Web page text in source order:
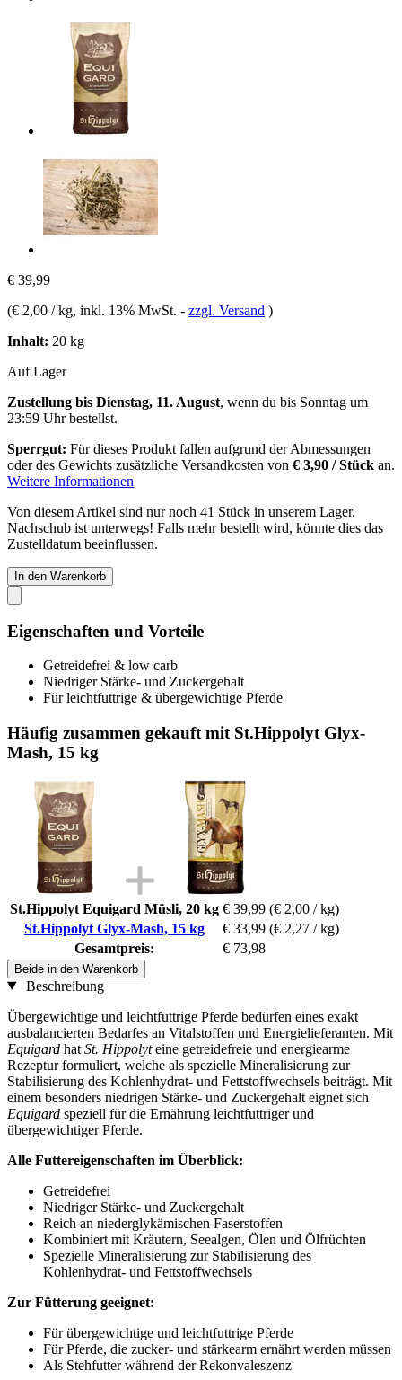
€ 39,99
(€ 2,00 / kg, inkl. 13% MwSt. - zzgl. Versand )
Inhalt: 20 kg
Auf Lager
Zustellung bis Dienstag, 11. August, wenn du bis Sonntag um
23:59 Uhrbestellst.
Sperrgut: Für dieses Produkt fallen aufgrund der Abmessungen
oder des Gewichts zusätzliche Versandkosten von € 3,90 / Stück an.
Weitere Informationen
Von diesem Artikel sind nur noch 41 Stück in unserem Lager.
Nachschub ist unterwegs! Falls mehr bestellt wird, könnte dies das
Zustelldatum beeinflussen.
In den Warenkorb
Eigenschaften und Vorteile
Getreidefrei & low carb
Niedriger Stärke- und Zuckergehalt
Für leichtfuttrige & übergewichtige Pferde
Häufig zusammen gekauft mit St.Hippolyt Glyx-
Mash, 15 kg
St.Hippolyt Equigard Müsli, 20 kg € 39,99 (€ 2,00 / kg)
St.Hippolyt Glyx-Mash, 15 kg
€ 33,99 (€ 2,27 / kg)
Gesamtpreis:
€ 73,98
Beide in den Warenkorb
Beschreibung
Übergewichtige und leichtfuttrige Pferde bedürfen eines exakt
ausbalancierten Bedarfes an Vitalstoffen und Energielieferanten. Mit
Equigard hat St. Hippolyteine getreidefreie und energiearme
Rezeptur formuliert, welche als spezielle Mineralisierung zur
Stabilisierung des Kohlenhydrat- und Fettstoffwechsels beiträgt. Mit
einem besonders niedrigen Stärke- und Zuckergehalt eignet sich
Equigard speziell für die Ernährung leichtfuttriger und
übergewichtiger Pferde.
Alle Futtereigenschaften im Überblick:
Getreidefrei
Niedriger Stärke- und Zuckergehalt
Reich an niederglykämischen Faserstoffen
Kombiniert mit Kräutern, Seealgen, Ölen und Ölfrüchten
Spezielle Mineralisierung zur Stabilisierung des
Kohlenhydrat- und Fettstoffwechsels
Zur Fütterung geeignet:
Für übergewichtige und leichtfuttrige Pferde
Für Pferde, die zucker- und stärkearm ernährt werden müssen
Als Stehfutter während der Rekonvaleszenz